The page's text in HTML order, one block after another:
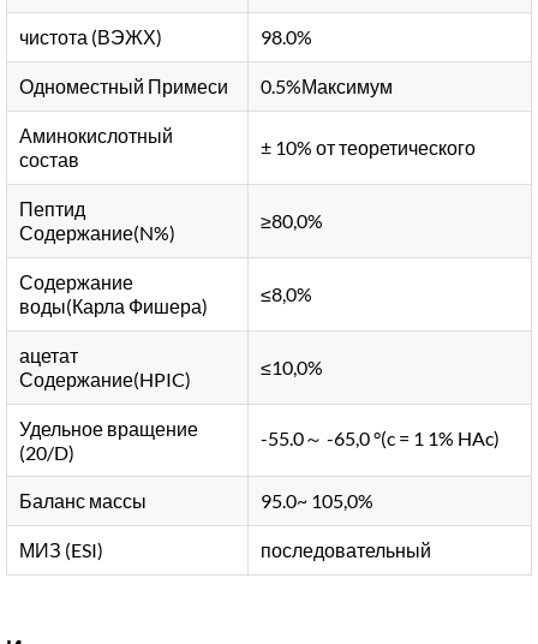
чистота (ВЭЖХ) 98.0%
Одноместный Примеси 0.5%Максимум
Аминокислотный
состав
± 10% от теоретического
Пептид
Содержание(N%)
≥80,0%
Содержание
воды(Карла Фишера)
≤8,0%
ацетат
Содержание(HPIC)
≤10,0%
Удельное вращение
(20/D)
-55.0～ -65,0 °(c = 1 1% HAc)
Баланс массы 95.0~ 105,0%
МИЗ (ESI) последовательный